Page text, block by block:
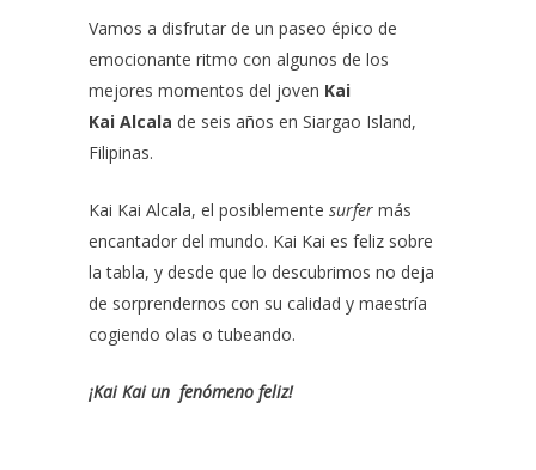
Vamos a disfrutar de un paseo épico de
emocionante ritmo con algunos de los
mejores momentos del joven Kai
Kai Alcala de seis años en Siargao Island,
Filipinas.
Kai Kai Alcala, el posiblemente surfer más
encantador del mundo. Kai Kai es feliz sobre
la tabla, y desde que lo descubrimos no deja
de sorprendernos con su calidad y maestría
cogiendo olas o tubeando.
¡Kai Kai un fenómeno feliz!